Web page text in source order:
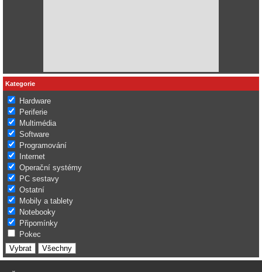
Kategorie
Hardware
Periferie
Multimédia
Software
Programování
Internet
Operační systémy
PC sestavy
Ostatní
Mobily a tablety
Notebooky
Připomínky
Pokec